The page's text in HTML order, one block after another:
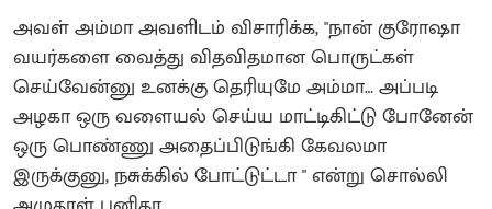
அவள் அம்மா அவளிடம் விசாரிக்க, "நான் குரோஷா
வயர்களை வைத்து விதவிதமான பொருட்கள்
செய்வேன்னு உனக்கு தெரியுமே அம்மா… அப்படி
அழகா ஒரு வளையல் செய்ய மாட்டிகிட்டு போனேன்
ஒரு பொண்ணு அதைப்பிடுங்கி கேவலமா
இருக்குனு, நசுக்கில் போட்டுட்டா " என்று சொல்லி